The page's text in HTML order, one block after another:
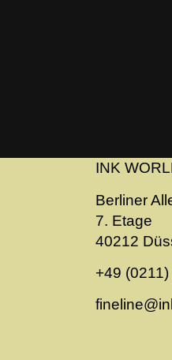
INK
Berliner
7. Etage
40212
+49